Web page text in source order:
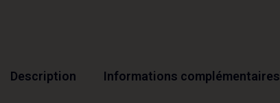
Description Informations complémentaires